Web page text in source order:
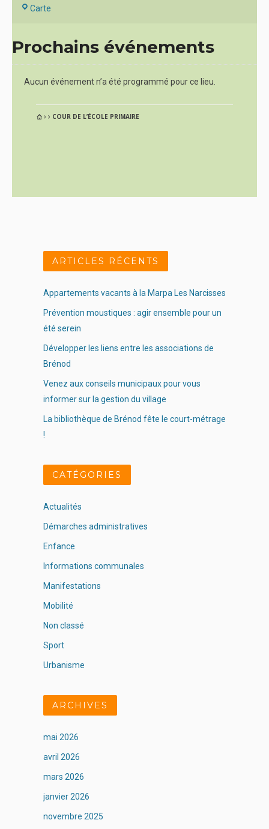
Carte
primaire
Prochains événements
Aucun événement n’a été programmé pour ce lieu.
COUR DE L’ÉCOLE PRIMAIRE
ARTICLES RÉCENTS
Appartements vacants à la Marpa Les Narcisses
Prévention moustiques : agir ensemble pour un
été serein
Développer les liens entre les associations de
Brénod
Venez aux conseils municipaux pour vous
informer sur la gestion du village
La bibliothèque de Brénod fête le court-métrage
!
CATÉGORIES
Actualités
Démarches administratives
Enfance
Informations communales
Manifestations
Mobilité
Non classé
Sport
Urbanisme
ARCHIVES
mai 2026
avril 2026
mars 2026
janvier 2026
novembre 2025